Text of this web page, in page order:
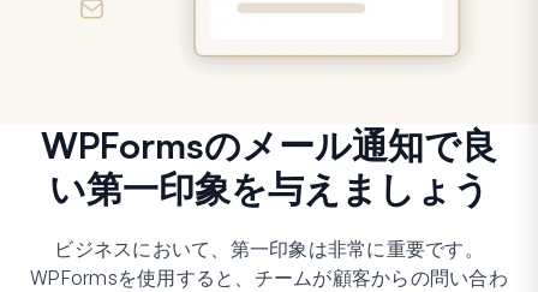
WPFormsのメール通知で良
い第一印象を与えましょう
ビジネスにおいて、第一印象は非常に重要です。
WPFormsを使用すると、チームが顧客からの問い合わ